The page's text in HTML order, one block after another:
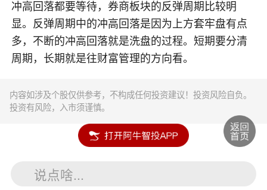
冲高回落都要等待，券商板块的反弹周期比较明
显。反弹周期中的冲高回落是因为上方套牢盘有点
多，不断的冲高回落就是洗盘的过程。短期要分清
周期，长期就是往财富管理的方向看。
内容如涉及个股仅供参考，不构成任何投资建议！投资风险自负。
投资有风险，入市须谨慎。
说点啥...